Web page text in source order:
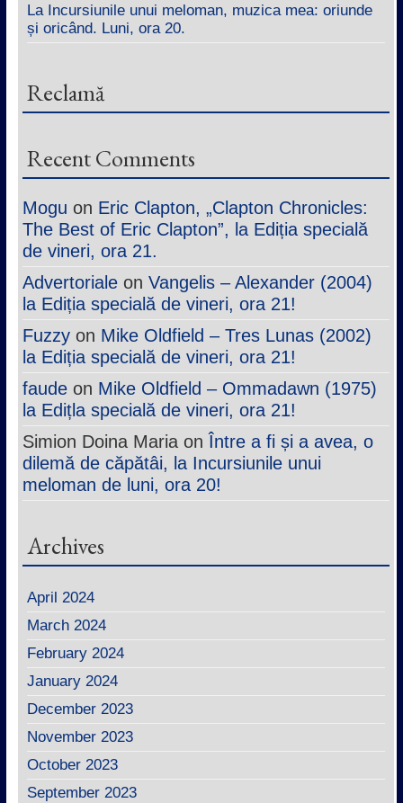
La Incursiunile unui meloman, muzica mea: oriunde
și oricând. Luni, ora 20.
Reclamă
Recent Comments
Mogu on Eric Clapton, „Clapton Chronicles:
The Best of Eric Clapton”, la Ediția specială
de vineri, ora 21.
Advertorialeon Vangelis – Alexander (2004)
la Ediția specială de vineri, ora 21!
Fuzzyon Mike Oldfield – Tres Lunas (2002)
la Ediția specială de vineri, ora 21!
faudeon Mike Oldfield – Ommadawn (1975)
la Edițla specială de vineri, ora 21!
Simion Doina MariaonÎntre a fi și a avea, o
dilemă de căpătâi, la Incursiunile unui
meloman de luni, ora 20!
Archives
April 2024
March 2024
February 2024
January 2024
December 2023
November 2023
October 2023
September 2023